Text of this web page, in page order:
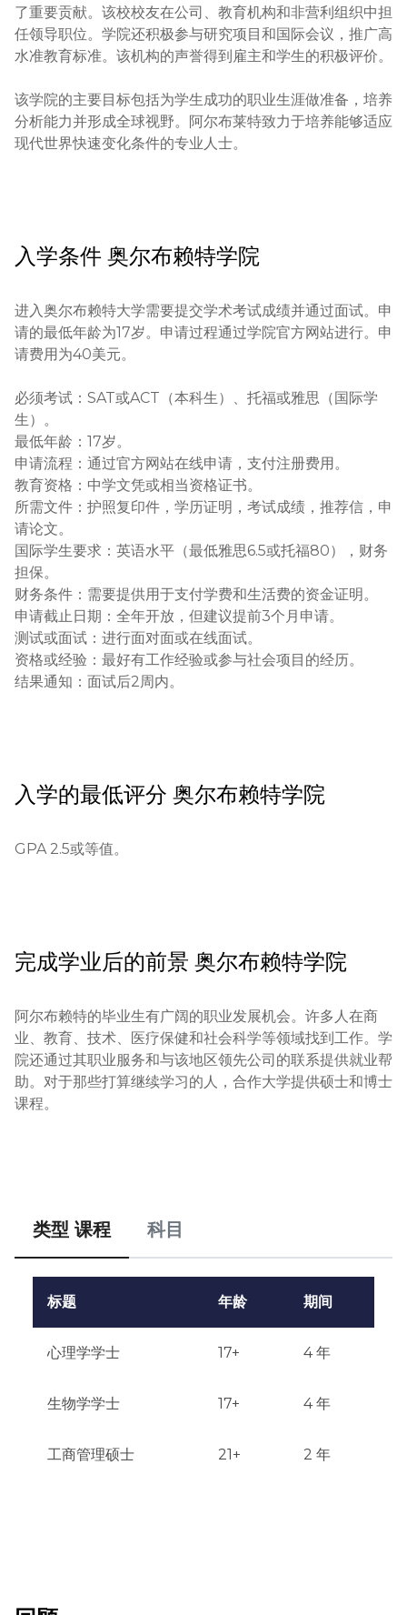
了重要贡献。该校校友在公司、教育机构和非营利组织中担
任领导职位。学院还积极参与研究项目和国际会议，推广高
水准教育标准。该机构的声誉得到雇主和学生的积极评价。
该学院的主要目标包括为学生成功的职业生涯做准备，培养
分析能力并形成全球视野。阿尔布莱特致力于培养能够适应
现代世界快速变化条件的专业人士。
入学条件 奥尔布赖特学院
进入奥尔布赖特大学需要提交学术考试成绩并通过面试。申
请的最低年龄为17岁。申请过程通过学院官方网站进行。申
请费用为40美元。
必须考试：SAT或ACT（本科生）、托福或雅思（国际学
生）。
最低年龄：17岁。
申请流程：通过官方网站在线申请，支付注册费用。
教育资格：中学文凭或相当资格证书。
所需文件：护照复印件，学历证明，考试成绩，推荐信，申
请论文。
国际学生要求：英语水平（最低雅思6.5或托福80），财务
担保。
财务条件：需要提供用于支付学费和生活费的资金证明。
申请截止日期：全年开放，但建议提前3个月申请。
测试或面试：进行面对面或在线面试。
资格或经验：最好有工作经验或参与社会项目的经历。
结果通知：面试后2周内。
入学的最低评分 奥尔布赖特学院
GPA 2.5或等值。
完成学业后的前景 奥尔布赖特学院
阿尔布赖特的毕业生有广阔的职业发展机会。许多人在商
业、教育、技术、医疗保健和社会科学等领域找到工作。学
院还通过其职业服务和与该地区领先公司的联系提供就业帮
助。对于那些打算继续学习的人，合作大学提供硕士和博士
课程。
类型 课程 科目
标题 年龄 期间
心理学学士 17+ 4 年
生物学学士 17+ 4 年
工商管理硕士 21+ 2 年